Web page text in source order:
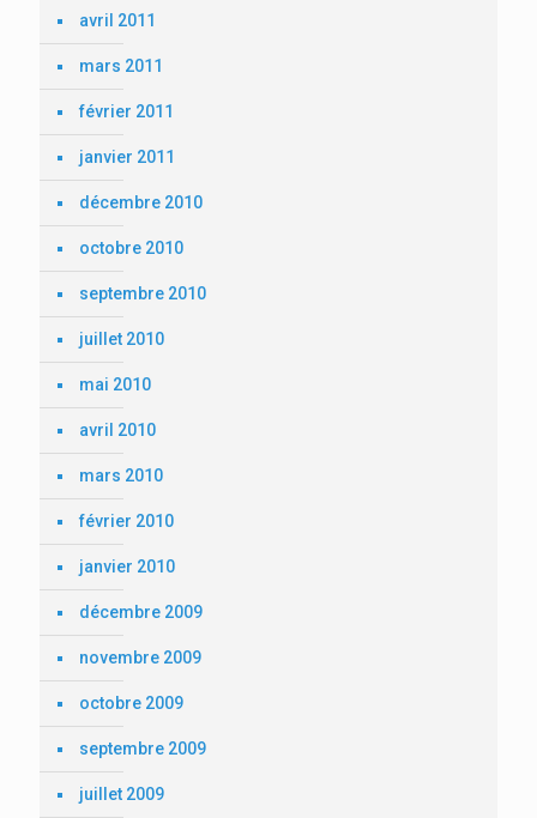
avril 2011
mars 2011
février 2011
janvier 2011
décembre 2010
octobre 2010
septembre 2010
juillet 2010
mai 2010
avril 2010
mars 2010
février 2010
janvier 2010
décembre 2009
novembre 2009
octobre 2009
septembre 2009
juillet 2009